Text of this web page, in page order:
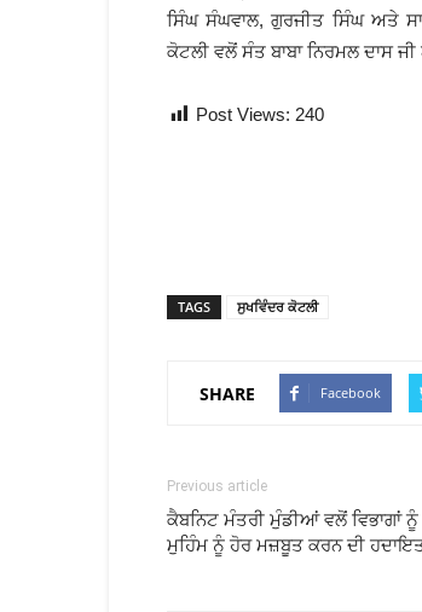
ਸਿੰਘ ਸੰਘਵਾਲ, ਗੁਰਜੀਤ ਸਿੰਘ ਅਤੇ
ਕੋਟਲੀ ਵਲੋਂ ਸੰਤ ਬਾਬਾ ਨਿਰਮਲ ਦਾਸ
Post Views: 240
TAGS ਸੁਖਵਿੰਦਰ ਕੋਟਲੀ
SHARE Facebook
Previous article
ਕੈਬਨਿਟ ਮੰਤਰੀ ਮੁੰਡੀਆਂ ਵਲੋਂ ਵਿਭਾਗਾਂ ਨੂੰ
ਮੁਹਿੰਮ ਨੂੰ ਹੋਰ ਮਜ਼ਬੂਤ ਕਰਨ ਦੀ